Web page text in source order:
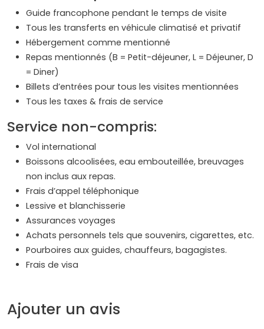
Guide francophone pendant le temps de visite
Tous les transferts en véhicule climatisé et privatif
Hébergement comme mentionné
Repas mentionnés (B = Petit-déjeuner, L = Déjeuner, D
= Diner)
Billets d’entrées pour tous les visites mentionnées
Tous les taxes & frais de service
Service non-compris:
Vol international
Boissons alcoolisées, eau embouteillée, breuvages
non inclus aux repas.
Frais d’appel téléphonique
Lessive et blanchisserie
Assurances voyages
Achats personnels tels que souvenirs, cigarettes, etc.
Pourboires aux guides, chauffeurs, bagagistes.
Frais de visa
Ajouter un avis